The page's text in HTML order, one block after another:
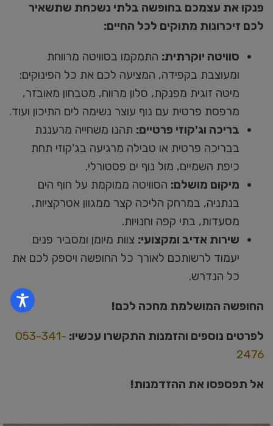
פנקו את עצמכם בחופשה בלתי נשכחת שתשאיר
לכם זיכרונות מתוקים לכל החיים:
סוויטה יוקרתית: התמקמו בסוויטה מרווחת
ומעוצבת בקפידה, המציעה לכם את כל הפינוקים:
מיטה זוגית מפנקת, סלון מרווח, מטבחון מאובזר,
מרפסת פרטית עם נוף עוצר נשימה לים התיכון ועוד.
בריכה וג'קוזי פרטיים: תהנו משחייה מרעננת
בבריכה פרטית או טבילה מרגיעה בג'קוזי תחת
כיפת השמיים, מול נוף ים פסטורלי.
מיקום מושלם: הסוויטה ממוקמת על חוף הים
בנתניה, במרחק הליכה קצר ממגוון אטרקציות,
מסעדות, בתי קפה וחנויות.
שירות אדיב ומקצועי: צוות מיומן ומסביר פנים
יעמוד לרשותכם לאורך כל החופשה ויספק לכם את
כל הנדרש.
החופשה המושלמת מחכה לכם!
לפרטים נוספים והזמנות התקשרו עכשיו: 053-341-
2476
אל תפספסו את ההזדמנות!